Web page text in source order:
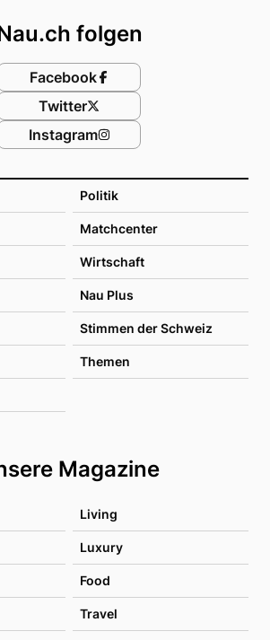
Politik
Matchcenter
Wirtschaft
Nau Plus
Stimmen der Schweiz
Themen
Magazine
Living
Luxury
Food
Travel
folgen
Facebook
Twitter
Instagram